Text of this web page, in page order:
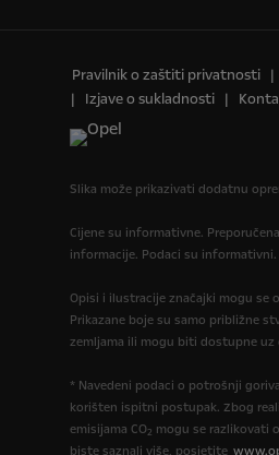
Pravilnik o zaštiti privatnosti
Izjave o sukladnosti
Slika može prikazivati dodatnu
Cijene su informativne.
informacije. Podaci su
Opisi i ilustracije značajki mogu se
Prikazane boje su samo približne
zemljama ili mogu biti dostupne uz
* Navedeni podaci o potrošnji
korišten ispitni postupak. Zbog
emisijama CO2 mogu se razlikovati
biste saznali više, posjetite